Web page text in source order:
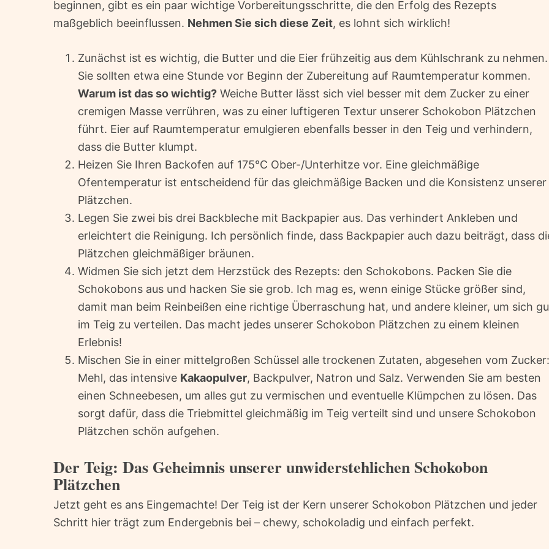
beginnen, gibt es ein paar wichtige Vorbereitungsschritte, die den Erfolg des Rezepts
maßgeblich beeinflussen. Nehmen Sie sich diese Zeit, es lohnt sich wirklich!
Zunächst ist es wichtig, die Butter und die Eier frühzeitig aus dem Kühlschrank zu nehmen.
Sie sollten etwa eine Stunde vor Beginn der Zubereitung auf Raumtemperatur kommen.
Warum ist das so wichtig? Weiche Butter lässt sich viel besser mit dem Zucker zu einer
cremigen Masse verrühren, was zu einer luftigeren Textur unserer Schokobon Plätzchen
führt. Eier auf Raumtemperatur emulgieren ebenfalls besser in den Teig und verhindern,
dass die Butter klumpt.
Heizen Sie Ihren Backofen auf 175°C Ober-/Unterhitze vor. Eine gleichmäßige
Ofentemperatur ist entscheidend für das gleichmäßige Backen und die Konsistenz unserer
Plätzchen.
Legen Sie zwei bis drei Backbleche mit Backpapier aus. Das verhindert Ankleben und
erleichtert die Reinigung. Ich persönlich finde, dass Backpapier auch dazu beiträgt, dass
Plätzchen gleichmäßiger bräunen.
Widmen Sie sich jetzt dem Herzstück des Rezepts: den Schokobons. Packen Sie die
Schokobons aus und hacken Sie sie grob. Ich mag es, wenn einige Stücke größer sind,
damit man beim Reinbeißen eine richtige Überraschung hat, und andere kleiner, um sich
im Teig zu verteilen. Das macht jedes unserer Schokobon Plätzchen zu einem kleinen
Erlebnis!
Mischen Sie in einer mittelgroßen Schüssel alle trockenen Zutaten, abgesehen vom Zucker:
Mehl, das intensive Kakaopulver, Backpulver, Natron und Salz. Verwenden Sie am besten
einen Schneebesen, um alles gut zu vermischen und eventuelle Klümpchen zu lösen. Das
sorgt dafür, dass die Triebmittel gleichmäßig im Teig verteilt sind und unsere Schokobon
Plätzchen schön aufgehen.
Der Teig: Das Geheimnis unserer unwiderstehlichen Schokobon
Plätzchen
Jetzt geht es ans Eingemachte! Der Teig ist der Kern unserer Schokobon Plätzchen und jeder
Schritt hier trägt zum Endergebnis bei – chewy, schokoladig und einfach perfekt.